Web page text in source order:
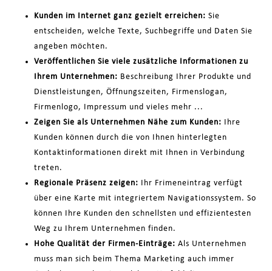
Kunden im Internet ganz gezielt erreichen: Sie
entscheiden, welche Texte, Suchbegriffe und Daten Sie
angeben möchten.
Veröffentlichen Sie viele zusätzliche Informationen zu
Ihrem Unternehmen: Beschreibung Ihrer Produkte und
Dienstleistungen, Öffnungszeiten, Firmenslogan,
Firmenlogo, Impressum und vieles mehr ...
Zeigen Sie als Unternehmen Nähe zum Kunden: Ihre
Kunden können durch die von Ihnen hinterlegten
Kontaktinformationen direkt mit Ihnen in Verbindung
treten.
Regionale Präsenz zeigen: Ihr Frimeneintrag verfügt
über eine Karte mit integriertem Navigationssystem. So
können Ihre Kunden den schnellsten und effizientesten
Weg zu Ihrem Unternehmen finden.
Hohe Qualität der Firmen-Einträge: Als Unternehmen
muss man sich beim Thema Marketing auch immer